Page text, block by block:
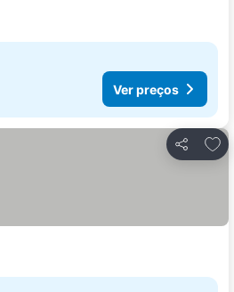
Ver preços
Partilhar